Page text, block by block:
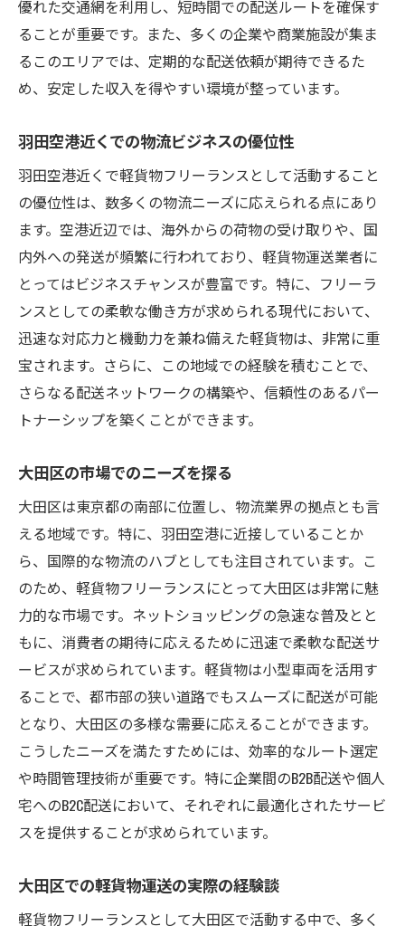
大田区の交通インフラを利用した顧客満足
度向上
交通インフラの発展がもたらすビジネスチ
軽貨物フリーランスを選ぶ理由とは？大田区の
可能性を探る
軽貨物フリーランスの柔軟な働き方の魅力
大田区での軽貨物運送業の成長性
大田区での特別な市場変化に対応する戦略
なぜ今、大田区で軽貨物フリーランスを選
ぶべきか
軽貨物業界のトレンドと大田区の関連性
大田区でのフリーランスの可能性を最大化
するポイント
区の特性を活かす
自由な働き方を実現するための大田区の利
点
大田区でのライフスタイルと仕事のバラン
ス
大田区の特性を活かしたビジネスの構築方
法
フリーランスとしての自立と大田区のサポ
ート
働き方改革と大田区での軽貨物運送
大田区におけるクリエイティブな仕事環境
の活用
安定収入を目指せる大田区での軽貨物フリーラ
収益を最大化するための大田区での戦略
大田区でのビジネス拡大のためのパートナ
優れた交通網を利用し、短時間での配送ルートを確保す
ることが重要です。また、多くの企業や商業施設が集ま
るこのエリアでは、定期的な配送依頼が期待できるた
め、安定した収入を得やすい環境が整っています。
羽田空港近くでの物流ビジネスの優位性
羽田空港近くで軽貨物フリーランスとして活動すること
の優位性は、数多くの物流ニーズに応えられる点にあり
ます。空港近辺では、海外からの荷物の受け取りや、国
内外への発送が頻繁に行われており、軽貨物運送業者に
とってはビジネスチャンスが豊富です。特に、フリーラ
ンスとしての柔軟な働き方が求められる現代において、
迅速な対応力と機動力を兼ね備えた軽貨物は、非常に重
宝されます。さらに、この地域での経験を積むことで、
さらなる配送ネットワークの構築や、信頼性のあるパー
トナーシップを築くことができます。
大田区の市場でのニーズを探る
大田区は東京都の南部に位置し、物流業界の拠点とも言
える地域です。特に、羽田空港に近接していることか
ら、国際的な物流のハブとしても注目されています。こ
のため、軽貨物フリーランスにとって大田区は非常に魅
力的な市場です。ネットショッピングの急速な普及とと
もに、消費者の期待に応えるために迅速で柔軟な配送サ
ービスが求められています。軽貨物は小型車両を活用す
ることで、都市部の狭い道路でもスムーズに配送が可能
となり、大田区の多様な需要に応えることができます。
こうしたニーズを満たすためには、効率的なルート選定
や時間管理技術が重要です。特に企業間のB2B配送や個人
宅へのB2C配送において、それぞれに最適化されたサービ
スを提供することが求められています。
大田区での軽貨物運送の実際の経験談
軽貨物フリーランスとして大田区で活動する中で、多く